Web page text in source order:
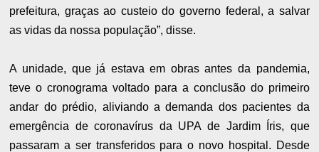
prefeitura, graças ao custeio do governo federal, a salvar
as vidas da nossa população”, disse.
A unidade, que já estava em obras antes da pandemia,
teve o cronograma voltado para a conclusão do primeiro
andar do prédio, aliviando a demanda dos pacientes da
emergência de coronavírus da UPA de Jardim Íris, que
passaram a ser transferidos para o novo hospital. Desde